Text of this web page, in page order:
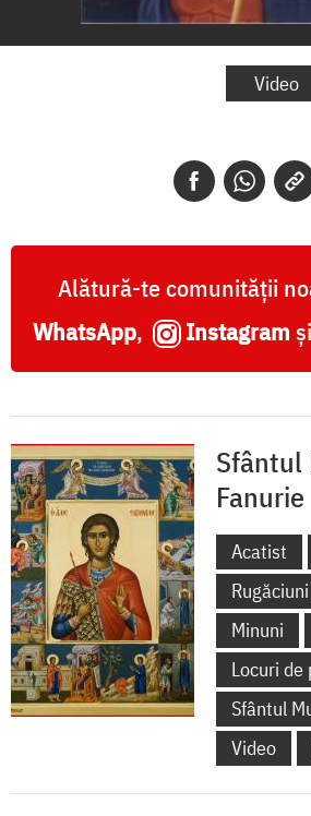
Sfântul
Video
Alătură-te comunității
WhatsApp, Instagram și
Sfântul
Fanurie
Acatist
Rugăciuni
Minuni
Locuri de
Sfântul
Video